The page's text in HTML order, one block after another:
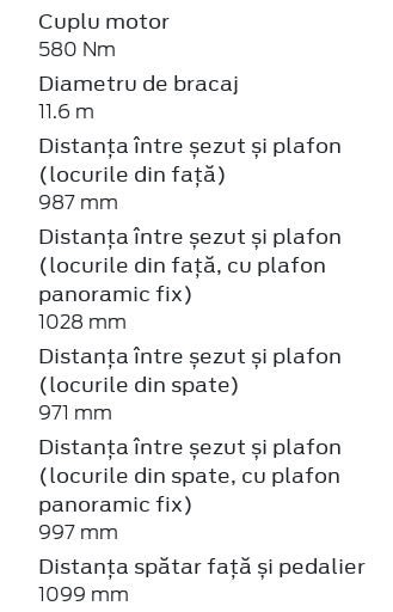
Cuplu motor
580 Nm
Diametru de bracaj
11.6 m
Distanța între șezut și plafon
(locurile din față)
987 mm
Distanța între șezut și plafon
(locurile din față, cu plafon
panoramic fix)
1028 mm
Distanța între șezut și plafon
(locurile din spate)
971 mm
Distanța între șezut și plafon
(locurile din spate, cu plafon
panoramic fix)
997 mm
Distanța spătar față și pedalier
1099 mm